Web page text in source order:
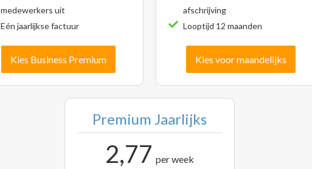
medewerkers uit
Eén jaarlijkse factuur
Kies Business Premium
afschrijving
Looptijd 12 maanden
Kies voor maandelijks
Premium Jaarlijks
2,77 per week